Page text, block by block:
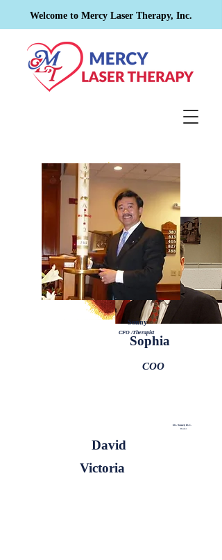
Welcome to Mercy Laser Therapy, Inc.
CFO /Therapist
Sonny
Sophia
COO
Dr. Semel, D.C.
Doctor
David
Victoria